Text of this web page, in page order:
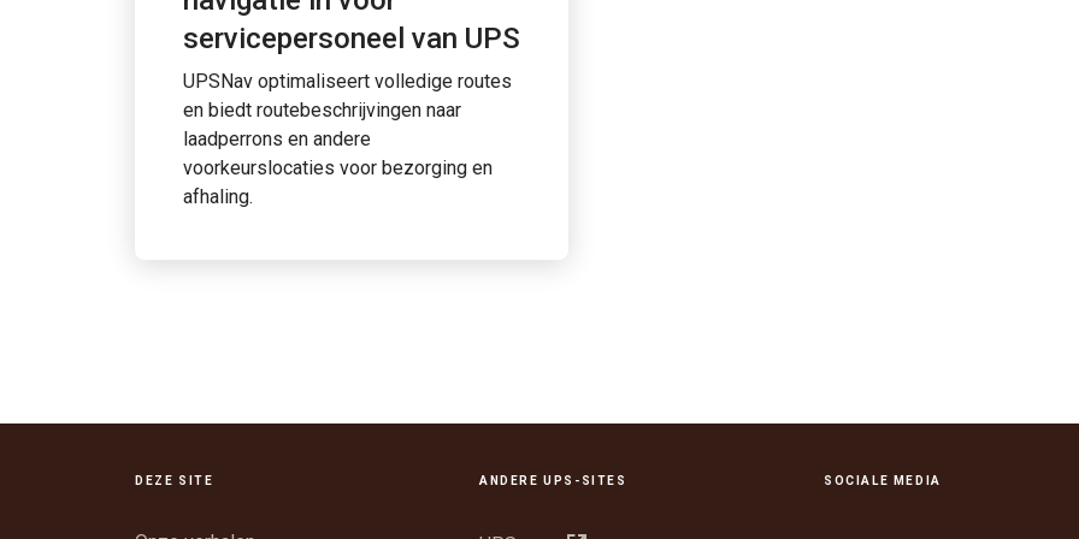
servicepersoneel van UPS
UPSNav optimaliseert volledige routes
en biedt routebeschrijvingen naar
laadperrons en andere
voorkeurslocaties voor bezorging en
afhaling.
DEZE SITE ANDERE UPS-SITES SOCIALE MEDIA